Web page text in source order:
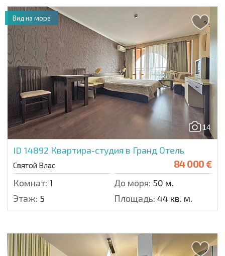
14
ID 14892 Квартира-студия в Гранд Отель
Святой Влас 84 000 €
Комнат: 1 До моря: 50 м.
Этаж: 5 Площадь: 44 кв. м.
Вид на море